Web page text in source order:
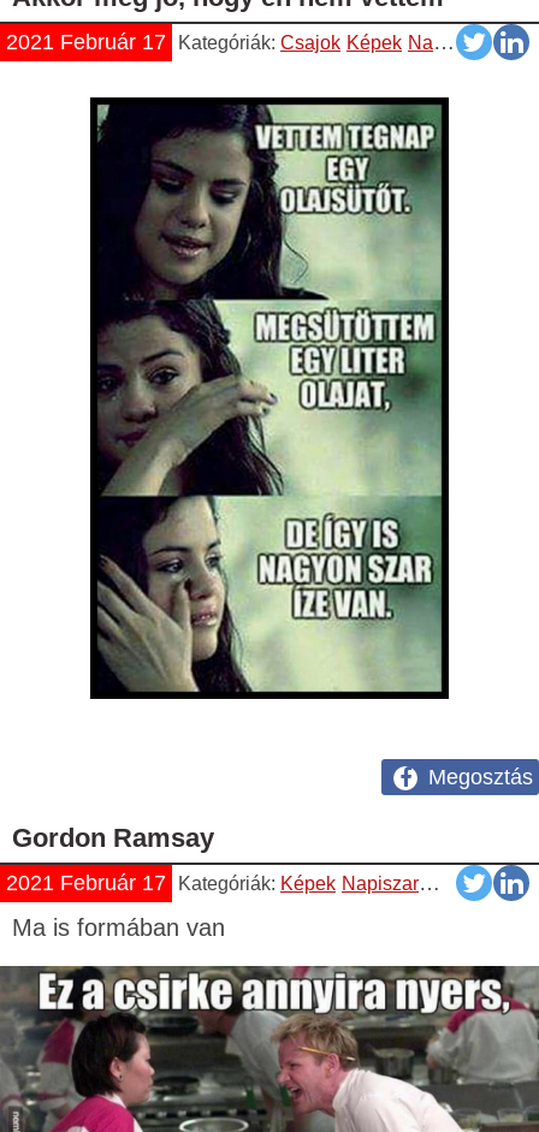
2021 Február 17 Kategóriák: Csajok Képek Napiszar
Megosztás
Gordon Ramsay
2021 Február 17 Kategóriák: Képek Napiszar Vicces
Ma is formában van